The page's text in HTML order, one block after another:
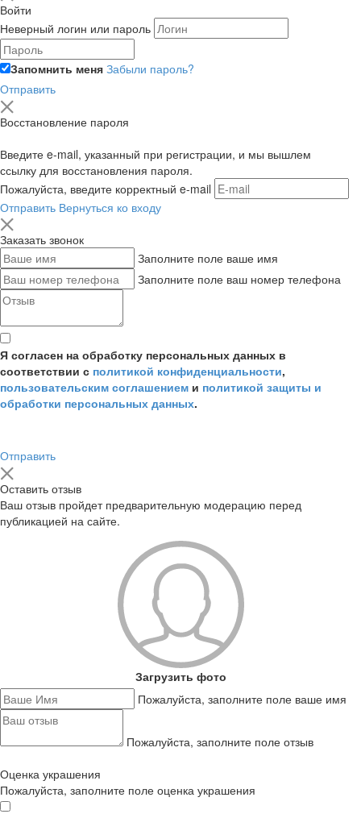
Войти
Неверный логин или пароль
Запомнить меня Забыли пароль?
Отправить
Восстановление пароля
Введите e-mail, указанный при регистрации, и мы вышлем
ссылку для восстановления пароля.
Пожалуйста, введите корректный e-mail
Отправить Вернуться ко входу
Заказать звонок
Заполните поле ваше имя
Заполните поле ваш номер телефона
Я согласен на обработку персональных данных в
соответствии с политикой конфиденциальности,
пользовательским соглашением и политикой защиты и
обработки персональных данных.
Отправить
Оставить отзыв
Ваш отзыв пройдет предварительную модерацию перед
публикацией на сайте.
Загрузить фото
Пожалуйста, заполните поле ваше имя
Пожалуйста, заполните поле отзыв
Оценка украшения
Пожалуйста, заполните поле оценка украшения